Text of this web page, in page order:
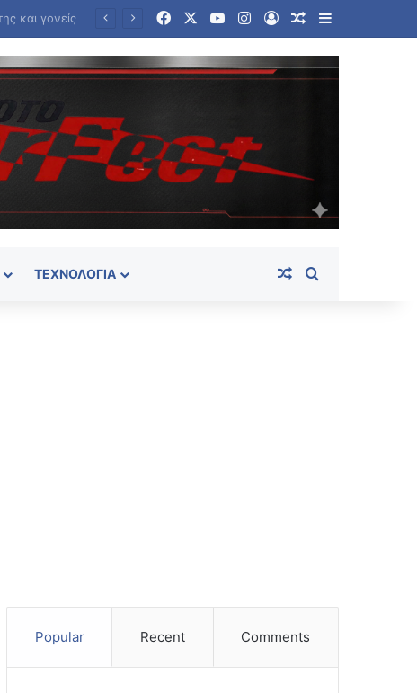
FacebookYouTubeInstagram
Log InRandom Article
Sidebar
ΤΕΧΝΟΛΟΓΊΑ Random Article
Popular Recent Comments